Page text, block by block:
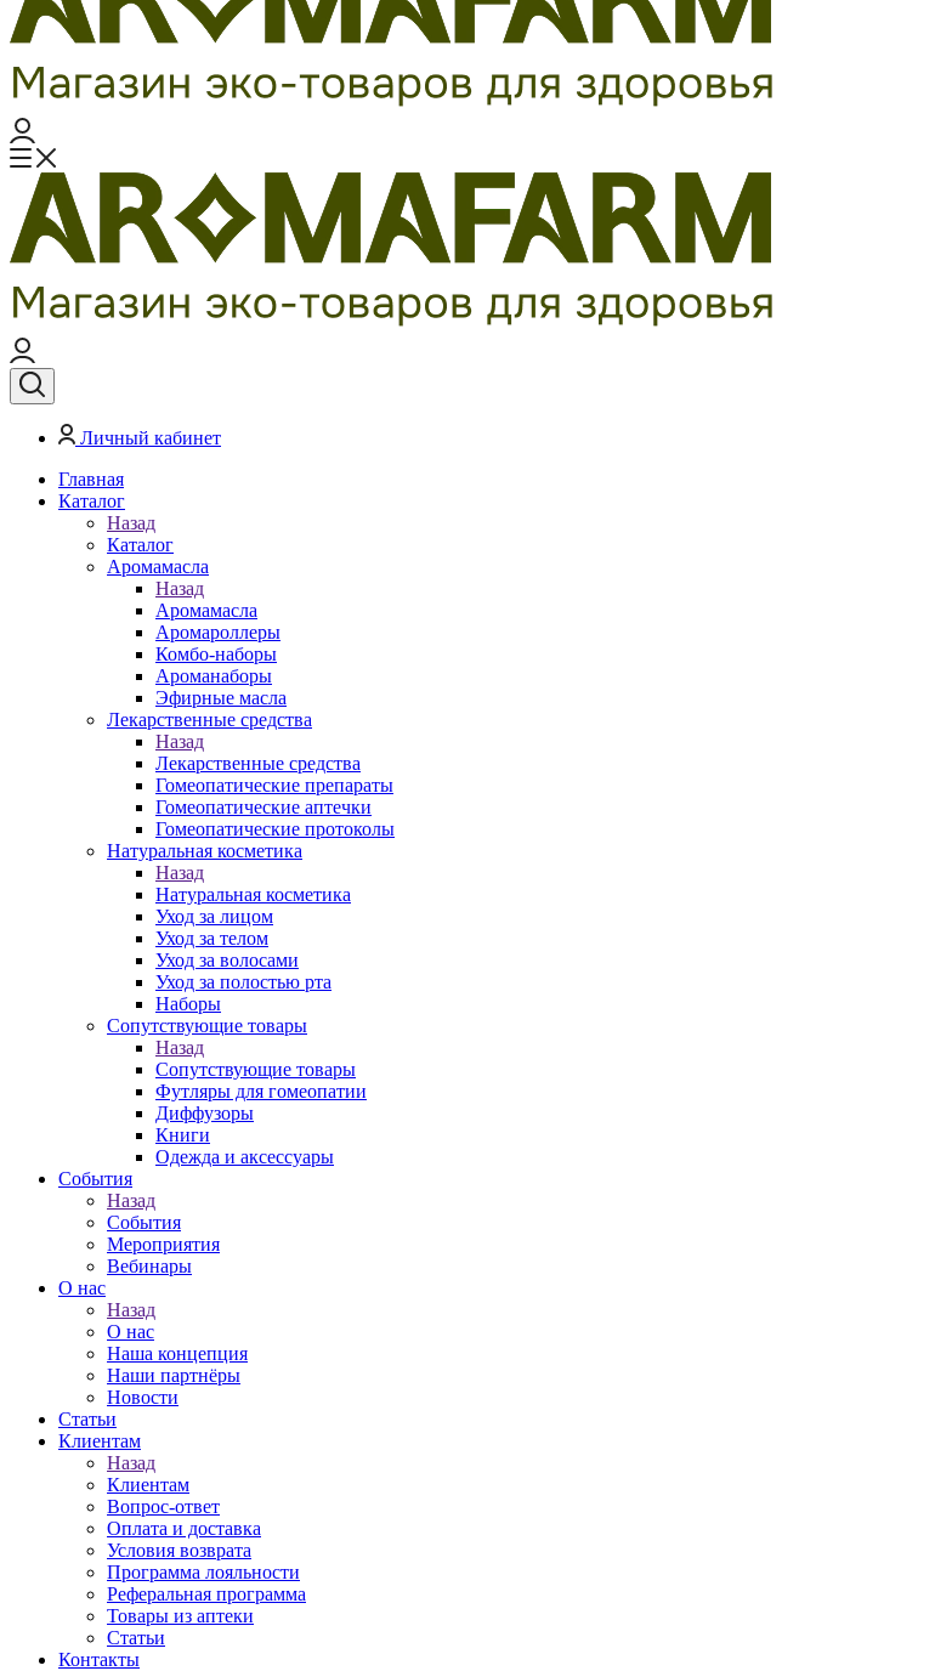
Личный кабинет
Главная
Каталог
Назад
Каталог
Аромамасла
Назад
Аромамасла
Аромароллеры
Комбо-наборы
Ароманаборы
Эфирные масла
Лекарственные средства
Назад
Лекарственные средства
Гомеопатические препараты
Гомеопатические аптечки
Гомеопатические протоколы
Натуральная косметика
Назад
Натуральная косметика
Уход за лицом
Уход за телом
Уход за волосами
Уход за полостью рта
Наборы
Сопутствующие товары
Назад
Сопутствующие товары
Футляры для гомеопатии
Диффузоры
Книги
Одежда и аксессуары
События
Назад
События
Мероприятия
Вебинары
О нас
Назад
О нас
Наша концепция
Наши партнёры
Новости
Статьи
Клиентам
Назад
Клиентам
Вопрос-ответ
Оплата и доставка
Условия возврата
Программа лояльности
Реферальная программа
Товары из аптеки
Статьи
Контакты